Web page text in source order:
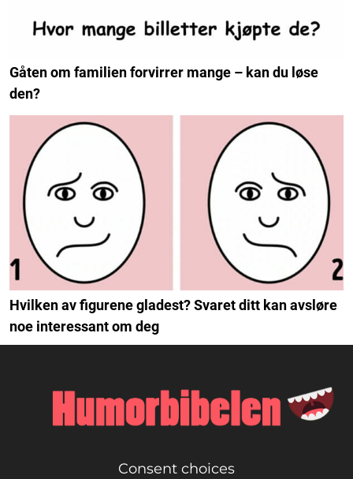
Gåten om familien forvirrer mange – kan du løse
den?
Hvilken av figurene gladest? Svaret ditt kan avsløre
noe interessant om deg
Consent choices